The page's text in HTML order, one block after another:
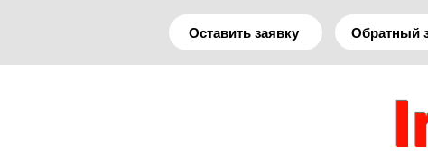
Оставить заявку Обратный